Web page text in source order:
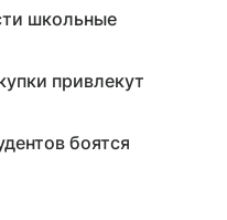
школьные
привлекут
боятся